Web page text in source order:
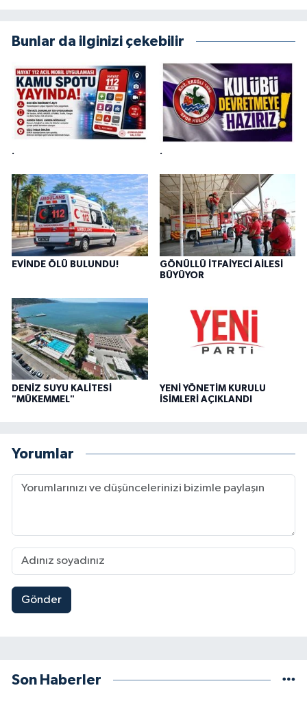
Bunlar da ilginizi çekebilir
. .
EVİNDE ÖLÜ BULUNDU!
GÖNÜLLÜ İTFAİYECİ AİLESİ
BÜYÜYOR
DENİZ SUYU KALİTESİ
"MÜKEMMEL"
YENİ YÖNETİM KURULU
İSİMLERİ AÇIKLANDI
Yorumlar
Gönder
Son Haberler